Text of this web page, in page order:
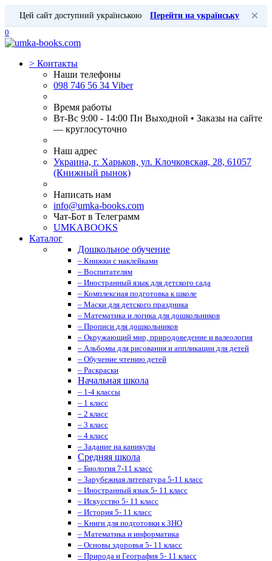
Цей сайт доступний українською Перейти на українську ×
0
> Контакты
Наши телефоны
098 746 56 34 Viber
Время работы
Вт-Вс 9:00 - 14:00 Пн Выходной • Заказы на сайте
— круглосуточно
Наш адрес
Украина, г. Харьков, ул. Клочковская, 28, 61057
(Книжный рынок)
Написать нам
info@umka-books.com
Чат-Бот в Телеграмм
UMKABOOKS
Каталог
Дошкольное обучение
– Книжки с наклейками
– Воспитателям
– Иностранный язык для детского сада
– Комплексная подготовка к школе
– Маски для детского праздника
– Математика и логика для дошкольников
– Прописи для дошкольников
– Окружающий мир, природоведение и валеология
– Альбомы для рисования и аппликации для детей
– Обучение чтению детей
– Раскраски
Начальная школа
– 1-4 классы
– 1 класс
– 2 класс
– 3 класс
– 4 класс
– Задание на каникулы
Средняя школа
– Биология 7-11 класс
– Зарубежная литература 5-11 класс
– Иностранный язык 5- 11 класс
– Искусство 5- 11 класс
– История 5- 11 класс
– Книги для подготовки к ЗНО
– Математика и информатика
– Основы здоровья 5- 11 класс
– Природа и География 5- 11 класс